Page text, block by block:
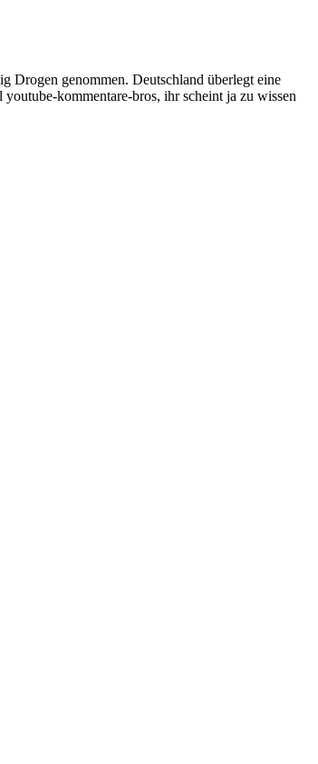
Drogen genommen. Deutschland überlegt eine
kommentare-bros, ihr scheint ja zu wissen